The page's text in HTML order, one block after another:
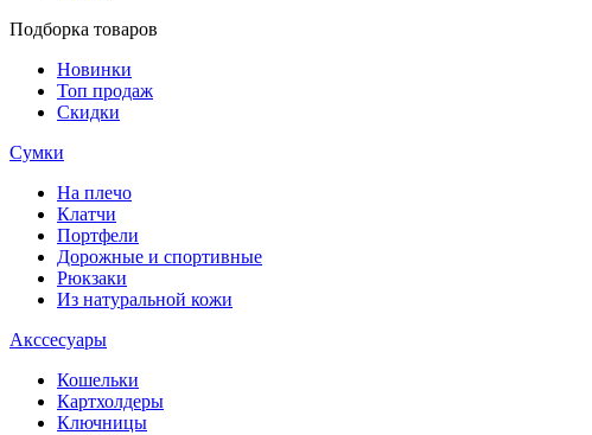
Подборка товаров
Новинки
Топ продаж
Скидки
Сумки
На плечо
Клатчи
Портфели
Дорожные и спортивные
Рюкзаки
Из натуральной кожи
Акссесуары
Кошельки
Картхолдеры
Ключницы